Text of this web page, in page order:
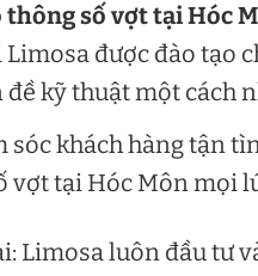
thông số vợt tại Hóc
được đào tạo
kỹ thuật một cách
sóc khách hàng tận
vợt tại Hóc Môn mọi
Limosa luôn đầu tư